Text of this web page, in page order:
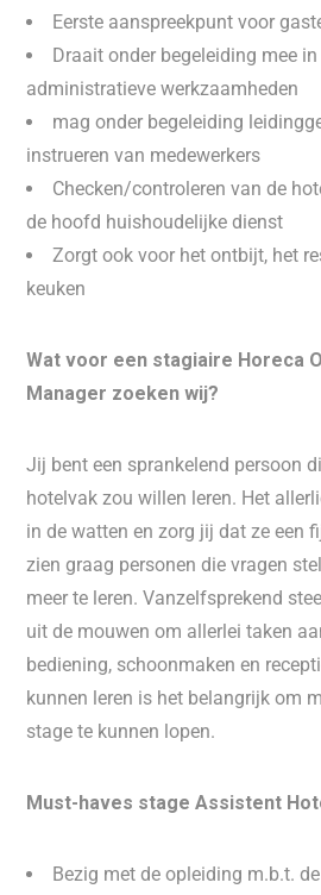
Eerste aanspreekpunt voor
Draait onder begeleiding mee
administratieve werkzaamheden
mag onder begeleiding
instrueren van medewerkers
Checken/controleren van de
de hoofd huishoudelijke dienst
Zorgt ook voor het ontbijt, het
keuken
Wat voor een stagiaire Horeca
Manager zoeken wij?
Jij bent een sprankelend persoon
hotelvak zou willen leren. Het
in de watten en zorg jij dat ze een
zien graag personen die vragen
meer te leren. Vanzelfsprekend
uit de mouwen om allerlei taken
bediening, schoonmaken en
kunnen leren is het belangrijk om
stage te kunnen lopen.
Must-haves stage Assistent
Bezig met de opleiding m.b.t.